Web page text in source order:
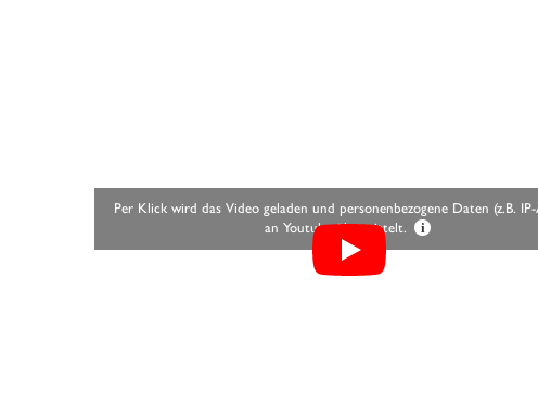
Per Klick wird das Video geladen und personenbezogene Daten (z.B. IP-
an Youtube übermittelt.
i